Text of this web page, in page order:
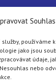
používáme
jako jsou
údaje,
nebo